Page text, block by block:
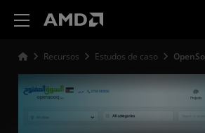
Recursos Estudos de caso